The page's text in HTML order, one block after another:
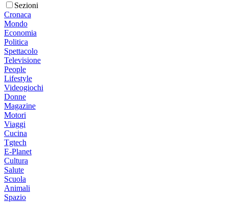
Sezioni
Cronaca
Mondo
Economia
Politica
Spettacolo
Televisione
People
Lifestyle
Videogiochi
Donne
Magazine
Motori
Viaggi
Cucina
Tgtech
E-Planet
Cultura
Salute
Scuola
Animali
Spazio